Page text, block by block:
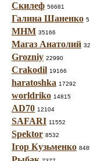
Скилеф 56681
Галина Шаненко
МНМ 35166
Магаз Анатолий
Grozniy 22990
Crakodil 19166
haratoshka 17292
worldriko 14815
AD70 12104
SAFARI 11552
Spektor 8532
Ігор Кузьменко